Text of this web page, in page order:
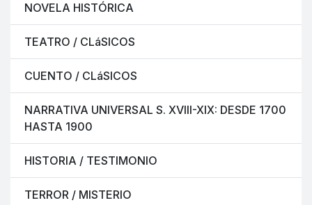
NOVELA HISTÓRICA
TEATRO / CLáSICOS
CUENTO / CLáSICOS
NARRATIVA UNIVERSAL S. XVIII-XIX: DESDE 1700
HASTA 1900
HISTORIA / TESTIMONIO
TERROR / MISTERIO